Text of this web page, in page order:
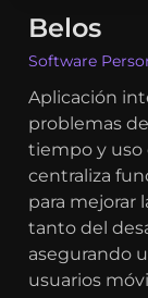
Belos
Software
Aplicación
problemas
tiempo y uso
centraliza
para mejorar
tanto del
asegurando
usuarios